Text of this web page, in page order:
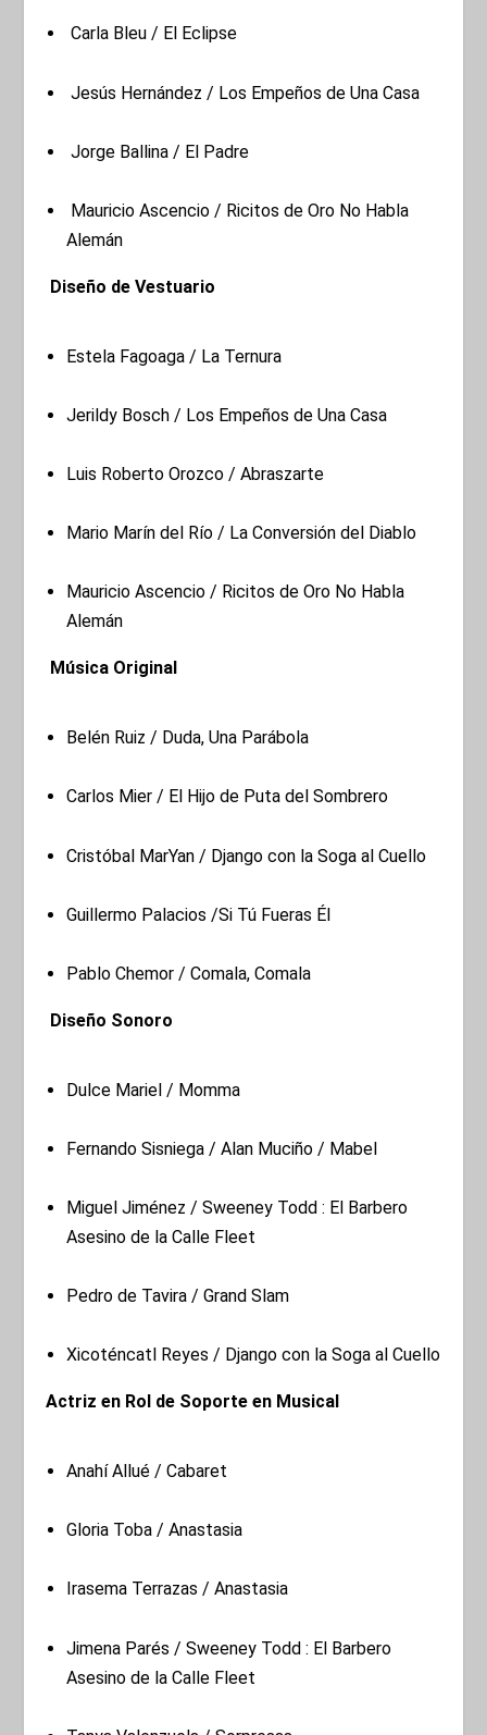
Carla Bleu / El Eclipse
Jesús Hernández / Los Empeños de Una Casa
Jorge Ballina / El Padre
Mauricio Ascencio / Ricitos de Oro No Habla
Alemán
Diseño de Vestuario
Estela Fagoaga / La Ternura
Jerildy Bosch / Los Empeños de Una Casa
Luis Roberto Orozco / Abraszarte
Mario Marín del Río / La Conversión del Diablo
Mauricio Ascencio / Ricitos de Oro No Habla
Alemán
Música Original
Belén Ruiz / Duda, Una Parábola
Carlos Mier / El Hijo de Puta del Sombrero
Cristóbal MarYan / Django con la Soga al Cuello
Guillermo Palacios /Si Tú Fueras Él
Pablo Chemor / Comala, Comala
Diseño Sonoro
Dulce Mariel / Momma
Fernando Sisniega / Alan Muciño / Mabel
Miguel Jiménez / Sweeney Todd : El Barbero
Asesino de la Calle Fleet
Pedro de Tavira / Grand Slam
Xicoténcatl Reyes / Django con la Soga al Cuello
Actriz en Rol de Soporte en Musical
Anahí Allué / Cabaret
Gloria Toba / Anastasia
Irasema Terrazas / Anastasia
Jimena Parés / Sweeney Todd : El Barbero
Asesino de la Calle Fleet